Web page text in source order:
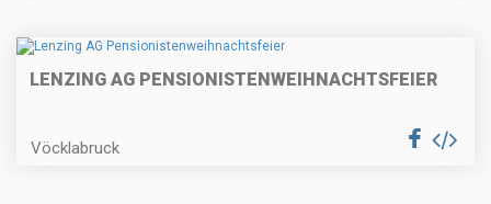
LENZING AG PENSIONISTENWEIHNACHTSFEIER
Vöcklabruck